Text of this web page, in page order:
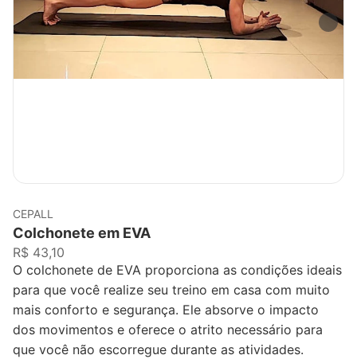
CEPALL
Colchonete em EVA
R$ 43,10
O colchonete de EVA proporciona as condições ideais
para que você realize seu treino em casa com muito
mais conforto e segurança. Ele absorve o impacto
dos movimentos e oferece o atrito necessário para
que você não escorregue durante as atividades.